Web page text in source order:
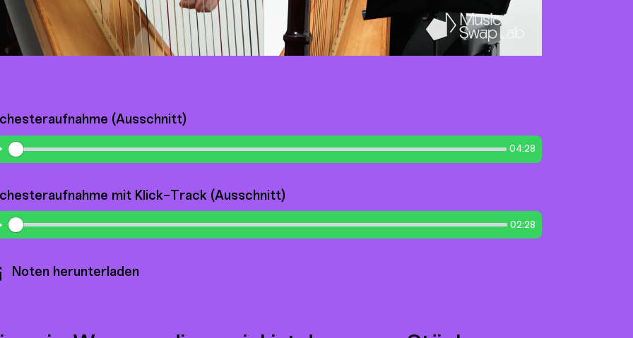
(Ausschnitt)
04:28
mit Klick-Track (Ausschnitt)
02:28
Noten herunterladen